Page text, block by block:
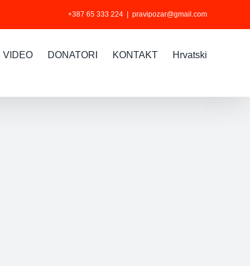
+387 65 333 224 pravipozar@gmail.com
VIDEO DONATORI KONTAKT Hrvatski